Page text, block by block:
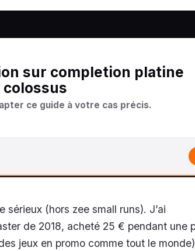
colossus
ce guide à votre cas précis.
sérieux (hors zee small runs). J’ai
de 2018, acheté 25 € pendant une
jeux en promo comme tout le